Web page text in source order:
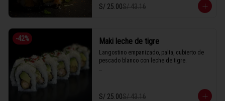
1 Tabla (10 unidades)
S/ 25.00S/ 43.16
-42% Maki leche de tigre
Langostino empanizado, palta, cubierto de
pescado blanco con leche de tigre.
1 Tabla (10 unidades)
S/ 25.00S/ 43.16